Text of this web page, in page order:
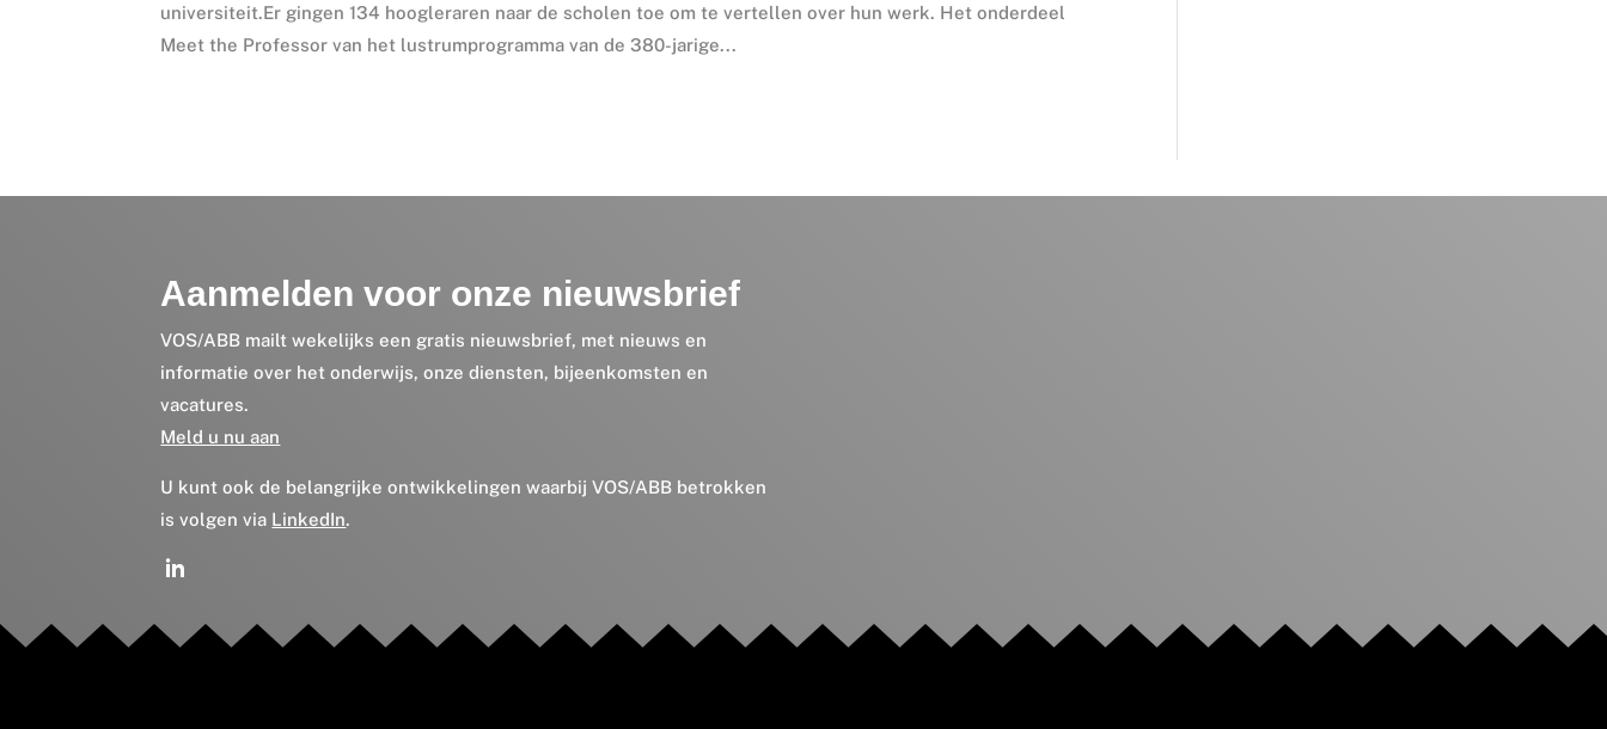
universiteit.Er gingen 134 hoogleraren naar de scholen toe om te vertellen over hun werk. Het onderdeel
Meet the Professor van het lustrumprogramma van de 380-jarige...
Aanmelden voor onze nieuwsbrief
VOS/ABB mailt wekelijks een gratis nieuwsbrief, met nieuws en
informatie over het onderwijs, onze diensten, bijeenkomsten en
vacatures.
Meld u nu aan
U kunt ook de belangrijke ontwikkelingen waarbij VOS/ABB betrokken
is volgen via LinkedIn.